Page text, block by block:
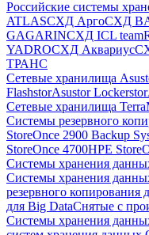
Российские системы
ATLASСХД AргоСХД
GAGARINСХД ICL
YADROСХД Аквариус
ТРАНС
Сетевые хранилища
FlashstorAsustor Lockerstor
Сетевые хранилища
Системы резервного
StoreOnce 2900 Backup
StoreOnce 4700HPE
Системы хранения
Системы хранения
резервного
для Big DataСнятые с
Системы хранения